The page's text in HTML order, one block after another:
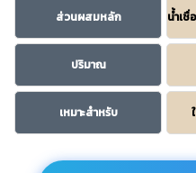
ส่วนผสมหลัก น้ำเ
ปริมาณ
เหมาะสำหรับ